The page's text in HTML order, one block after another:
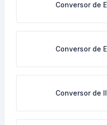
Conversor de
Conversor de
Conversor de